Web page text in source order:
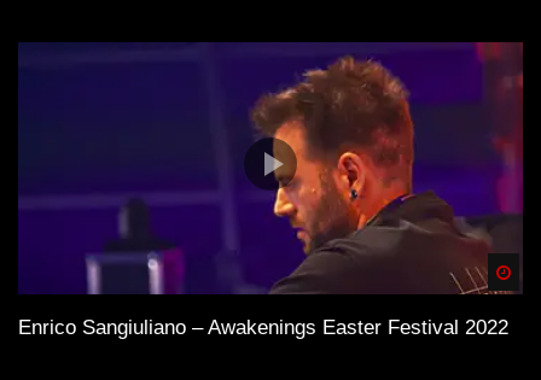
Enrico Sangiuliano – Awakenings Easter Festival 2022